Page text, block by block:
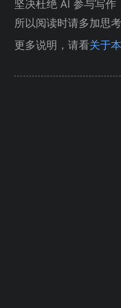
坚决杜绝 AI 参与写作
所以阅读时请多加思考
更多说明，请看关于